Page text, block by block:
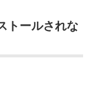
トールされな